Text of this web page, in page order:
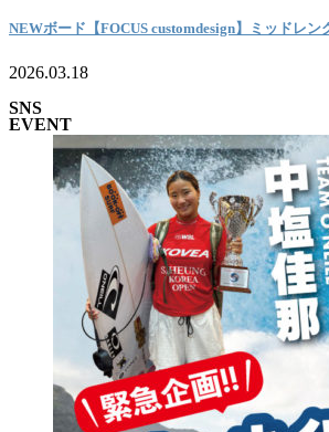
NEWボード【FOCUS customdesign】ミッドレン
2026.03.18
SNS
EVENT